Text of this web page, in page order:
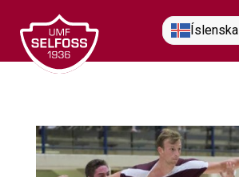
efni
Íslenska